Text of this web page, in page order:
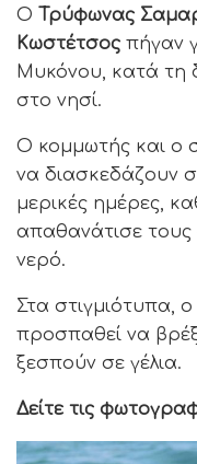
Ο Τρύφωνας
Κωστέτσος πήγαν
Μυκόνου, κατά τη
στο νησί.
Ο κομμωτής και ο
να διασκεδάζουν
μερικές ημέρες,
απαθανάτισε τους
νερό.
Στα στιγμιότυπα,
προσπαθεί να
ξεσπούν σε γέλια.
Δείτε τις